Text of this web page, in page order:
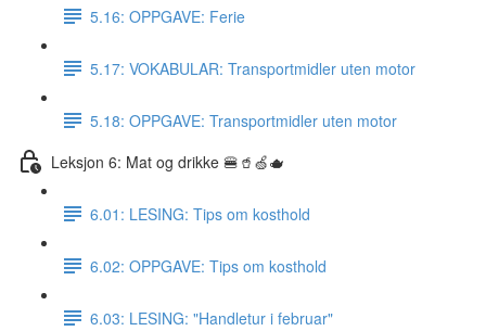
5.16: OPPGAVE: Ferie
5.17: VOKABULAR: Transportmidler uten motor
5.18: OPPGAVE: Transportmidler uten motor
Leksjon 6: Mat og drikke 🍔🥤🍏🫖
6.01: LESING: Tips om kosthold
6.02: OPPGAVE: Tips om kosthold
6.03: LESING: "Handletur i februar"